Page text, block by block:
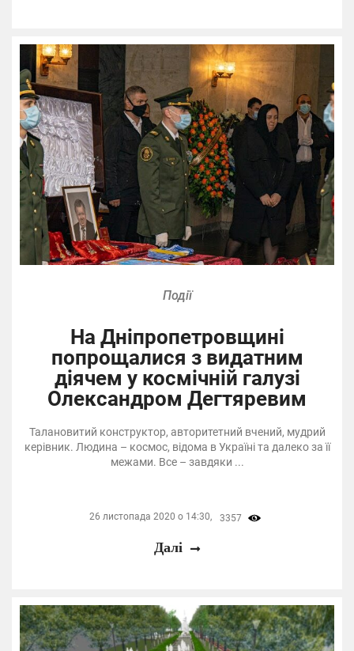
Події
На Дніпропетровщині
попрощалися з видатним
діячем у космічній галузі
Олександром Дегтяревим
Талановитий конструктор, авторитетний вчений, мудрий
керівник. Людина – космос, відома в Україні та далеко за її
межами. Все – завдяки ...
26 листопада 2020 о 14:30, 3357
Далі